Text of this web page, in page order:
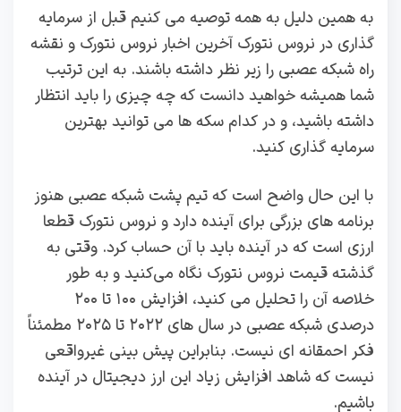
به همین دلیل به همه توصیه می کنیم قبل از سرمایه
گذاری در نروس نتورک آخرین اخبار نروس نتورک و نقشه
راه شبکه عصبی را زیر نظر داشته باشند. به این ترتیب
شما همیشه خواهید دانست که چه چیزی را باید انتظار
داشته باشید، و در کدام سکه ها می توانید بهترین
سرمایه گذاری کنید.
با این حال واضح است که تیم پشت شبکه عصبی هنوز
برنامه های بزرگی برای آینده دارد و نروس نتورک قطعا
ارزی است که در آینده باید با آن حساب کرد. وقتی به
گذشته قیمت نروس نتورک نگاه می‌کنید و به طور
خلاصه آن را تحلیل می‌ کنید، افزایش ۱۰۰ تا ۲۰۰
درصدی شبکه عصبی در سال‌ های ۲۰۲۲ تا ۲۰۲۵ مطمئناً
فکر احمقانه‌ ای نیست. بنابراین پیش‌ بینی غیرواقعی
نیست که شاهد افزایش زیاد این ارز دیجیتال در آینده
باشیم.